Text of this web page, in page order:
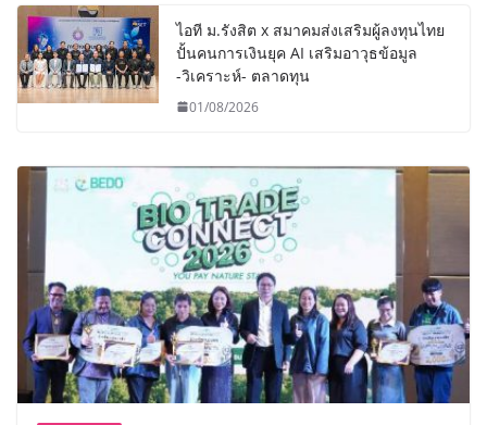
ไอที ม.รังสิต x สมาคมส่งเสริมผู้ลงทุนไทย
ปั้นคนการเงินยุค AI เสริมอาวุธข้อมูล
-วิเคราะห์- ตลาดทุน
01/08/2026